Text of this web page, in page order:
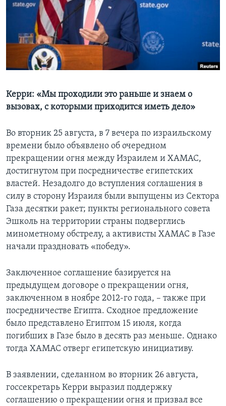
Learning English
СОЦИАЛЬНЫЕ СЕТИ
Языки
Керри: «Мы проходили это раньше и знаем о
вызовах, с которыми приходится иметь дело»
Во вторник 25 августа, в 7 вечера по израильскому
времени было объявлено об очередном
прекращении огня между Израилем и ХАМАС,
достигнутом при посредничестве египетских
властей. Незадолго до вступления соглашения в
силу в сторону Израиля были выпущены из Сектора
Газа десятки ракет; пункты регионального совета
Эшколь на территории страны подверглись
минометному обстрелу, а активисты ХАМАС в Газе
начали праздновать «победу».
Заключенное соглашение базируется на
предыдущем договоре о прекращении огня,
заключенном в ноябре 2012-го года, – также при
посредничестве Египта. Сходное предложение
было представлено Египтом 15 июля, когда
погибших в Газе было в десять раз меньше. Однако
тогда ХАМАС отверг египетскую инициативу.
В заявлении, сделанном во вторник 26 августа,
госсекретарь Керри выразил поддержку
соглашению о прекращении огня и призвал все